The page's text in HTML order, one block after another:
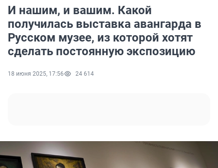
И нашим, и вашим. Какой
получилась выставка авангарда в
Русском музее, из которой хотят
сделать постоянную экспозицию
18 июня 2025, 17:56 24 614